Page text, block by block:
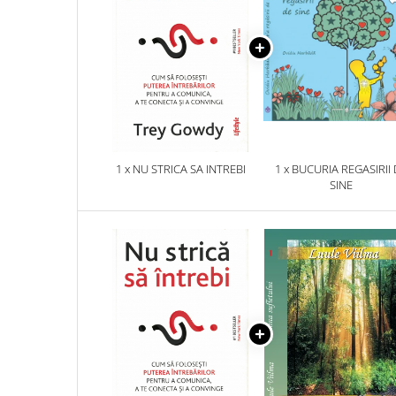
1 x NU STRICA SA INTREBI
1 x BUCURIA REGASIRII
SINE